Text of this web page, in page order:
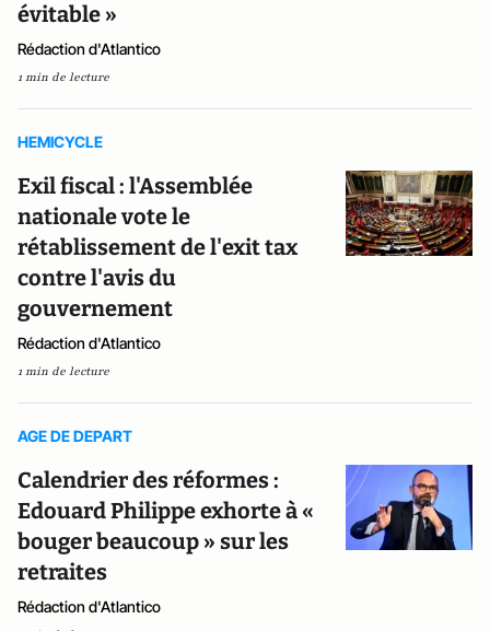
évitable »
Rédaction d'Atlantico
1 min de lecture
HEMICYCLE
Exil fiscal : l'Assemblée
nationale vote le
rétablissement de l'exit tax
contre l'avis du
gouvernement
Rédaction d'Atlantico
1 min de lecture
AGE DE DEPART
Calendrier des réformes :
Edouard Philippe exhorte à «
bouger beaucoup » sur les
retraites
Rédaction d'Atlantico